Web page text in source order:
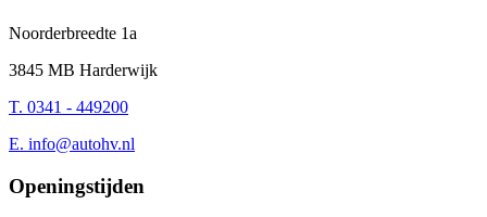
Noorderbreedte 1a
3845 MB Harderwijk
T. 0341 - 449200
E. info@autohv.nl
Openingstijden